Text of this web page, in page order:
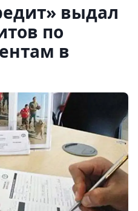
выдал
по
в